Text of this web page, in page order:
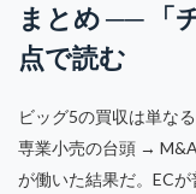
まとめ ── 「
点で読む
ビッグ5の買収は単な
専業小売の台頭 →
が働いた結果だ。EC